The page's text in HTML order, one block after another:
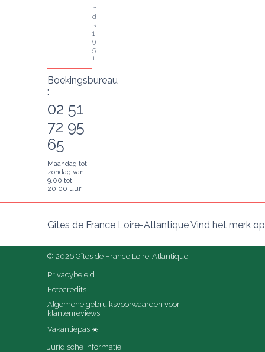
n
d
s
1
9
5
1
Boekingsbureau
:
02 51
72 95
65
Maandag tot
zondag van
9.00 tot
20.00 uur
Gîtes de France Loire-Atlantique Vind het merk
© 2026 Gîtes de France Loire-Atlantique
Privacybeleid
Fotocredits
Algemene gebruiksvoorwaarden voor
klantenreviews
Vakantiepas ☀️
Juridische informatie